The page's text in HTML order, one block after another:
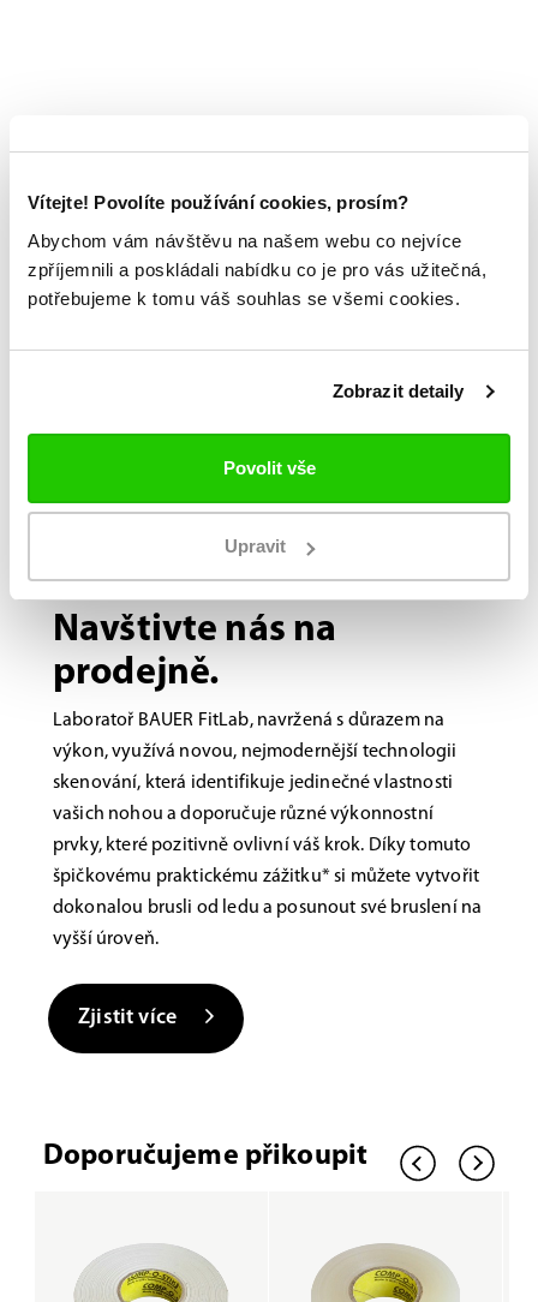
Vítejte! Povolíte používání cookies, prosím?
Abychom vám návštěvu na našem webu co nejvíce
zpříjemnili a poskládali nabídku co je pro vás užitečná,
potřebujeme k tomu váš souhlas se všemi cookies.
Zobrazit detaily
Povolit vše
Upravit
Brusle na míru?
Navštivte nás na
prodejně.
Laboratoř BAUER FitLab, navržená s důrazem na
výkon, využívá novou, nejmodernější technologii
skenování, která identifikuje jedinečné vlastnosti
vašich nohou a doporučuje různé výkonnostní
prvky, které pozitivně ovlivní váš krok. Díky tomuto
špičkovému praktickému zážitku* si můžete vytvořit
dokonalou brusli od ledu a posunout své bruslení na
vyšší úroveň.
Zjistit více
Doporučujeme přikoupit